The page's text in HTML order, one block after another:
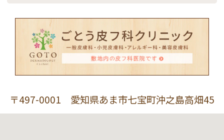
〒497-0001 愛知県あま市七宝町沖之島高畑45